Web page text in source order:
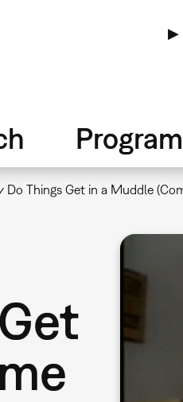
▶
Do Things Get in a Muddle